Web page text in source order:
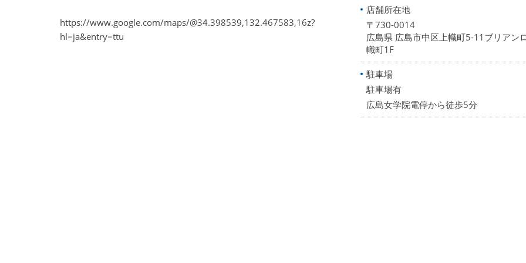
https://www.google.com/maps/@34.398539,132.467583,16z?
hl=ja&entry=ttu
店舗所在地
〒730-0014
広島県 広島市中区上幟町5-11ブリアン
幟町1F
駐車場
駐車場有
広島女学院電停から徒歩5分